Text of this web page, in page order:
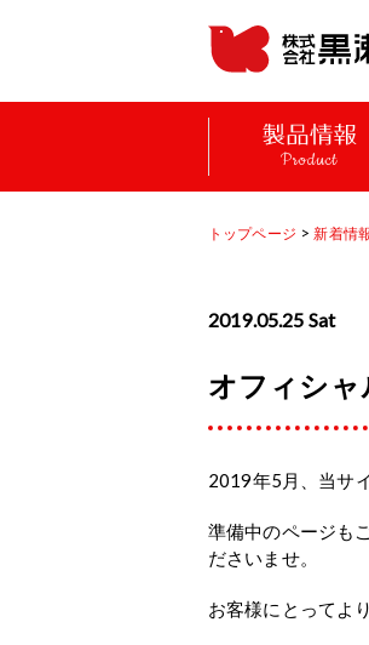
Product
トップページ >新着情
2019.05.25 Sat
オフィシャ
2019年5月、当サ
準備中のページも
ださいませ。
お客様にとってよ